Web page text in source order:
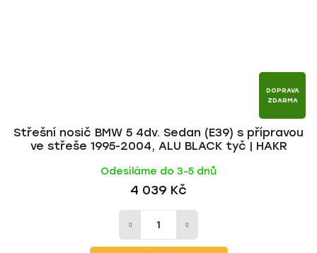
DOPRAVA
ZDARMA
Střešní nosič BMW 5 4dv. Sedan (E39) s přípravou
ve střeše 1995-2004, ALU BLACK tyč | HAKR
Odesíláme do 3-5 dnů
4 039 Kč